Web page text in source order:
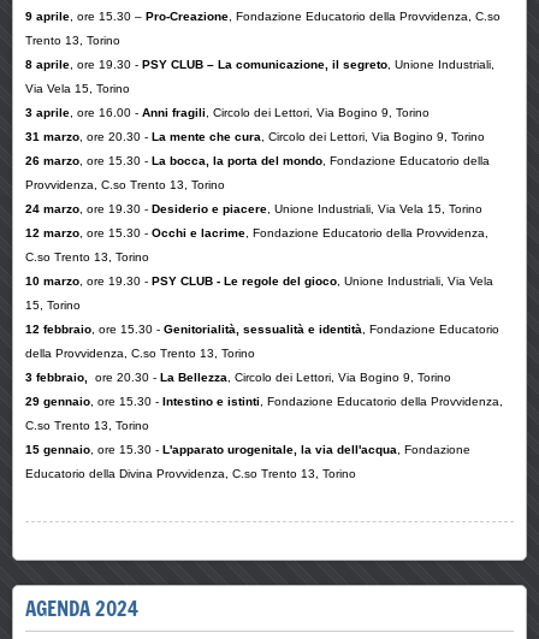
9 aprile , ore 15.30 – Pro-Creazione , Fondazione Educatorio della Provvidenza, C.so
Trento 13, Torino
8 aprile , ore 19.30 - PSY CLUB – La comunicazione, il segreto , Unione Industriali,
Via Vela 15, Torino
3 aprile , ore 16.00 - Anni fragili , Circolo dei Lettori, Via Bogino 9, Torino
31 marzo , ore 20.30 - La mente che cura , Circolo dei Lettori, Via Bogino 9, Torino
26 marzo , ore 15.30 - La bocca, la porta del mondo , Fondazione Educatorio della
Provvidenza, C.so Trento 13, Torino
24 marzo , ore 19.30 - Desiderio e piacere , Unione Industriali, Via Vela 15, Torino
12 marzo , ore 15.30 - Occhi e lacrime , Fondazione Educatorio della Provvidenza,
C.so Trento 13, Torino
10 marzo , ore 19.30 - PSY CLUB - Le regole del gioco , Unione Industriali, Via Vela
15, Torino
12 febbraio , ore 15.30 - Genitorialità, sessualità e identità , Fondazione Educatorio
della Provvidenza, C.so Trento 13, Torino
3 febbraio,
ore 20.30 - La Bellezza , Circolo dei Lettori, Via Bogino 9, Torino
29 gennaio , ore 15.30 - Intestino e istinti , Fondazione Educatorio della Provvidenza,
C.so Trento 13, Torino
15 gennaio , ore 15.30 - L'apparato urogenitale, la via dell'acqua , Fondazione
Educatorio della Divina Provvidenza, C.so Trento 13, Torino
AGENDA 2024